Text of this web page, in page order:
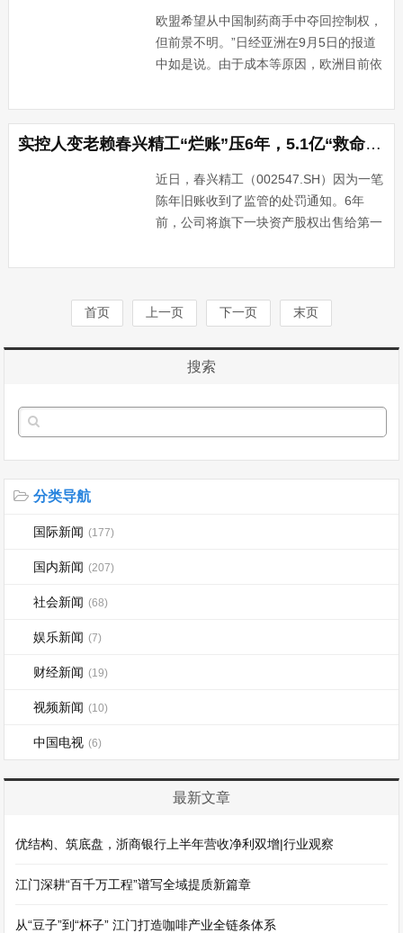
欧盟希望从中国制药商手中夺回控制权，
但前景不明。”日经亚洲在9月5日的报道
中如是说。由于成本等原因，欧洲目前依
尽管欧盟有心支持本地制药企业以保障关
键药物不“受制于人”，但一些业内人士并
不看好。报道称，在巴···...
实控人变老赖春兴精工“烂账”压6年，5.1亿“救命钱”仅还7600万
近日，春兴精工（002547.SH）因为一笔
陈年旧账收到了监管的处罚通知。6年
前，公司将旗下一块资产股权出售给第一
金额4.5亿元，支付期限为3年。在此期
中途还押注了威马···...
首页 上一页 下一页 末页
搜索
分类导航
国际新闻 (177)
国内新闻 (207)
社会新闻 (68)
娱乐新闻 (7)
财经新闻 (19)
视频新闻 (10)
中国电视 (6)
最新文章
优结构、筑底盘，浙商银行上半年营收净利双增|行业观察
江门深耕“百千万工程”谱写全域提质新篇章
从“豆子”到“杯子” 江门打造咖啡产业全链条体系